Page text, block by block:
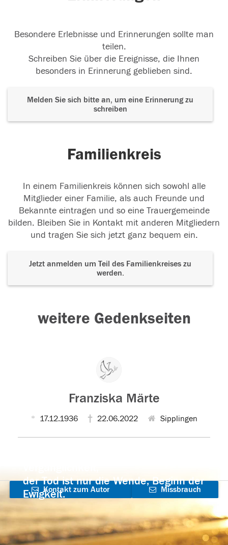
Besondere Erlebnisse und Erinnerungen sollte man
teilen.
Schreiben Sie über die Ereignisse, die Ihnen
besonders in Erinnerung geblieben sind.
Melden Sie sich bitte an, um eine Erinnerung zu
schreiben
Familienkreis
In einem Familienkreis können sich sowohl alle
Mitglieder einer Familie, als auch Freunde und
Bekannte eintragen und so eine Trauergemeinde
bilden. Bleiben Sie in Kontakt mit anderen Mitgliedern
und tragen Sie sich jetzt ganz bequem ein.
Jetzt anmelden um Teil des Familienkreises zu
werden.
weitere Gedenkseiten
Franziska Märte
17.12.1936 22.06.2022 Sipplingen
der Tod ist nur die Wende, Beginn der
Ewigkeit.
Kontakt zum Autor
aufnehmen
Missbrauch